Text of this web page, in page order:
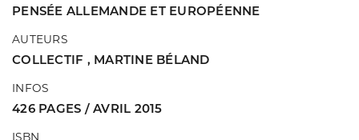
PENSÉE ALLEMANDE ET EUROPÉENNE
AUTEURS
COLLECTIF , MARTINE BÉLAND
INFOS
426 PAGES / AVRIL 2015
ISBN